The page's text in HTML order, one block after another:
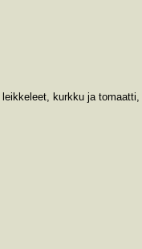
kurkku ja